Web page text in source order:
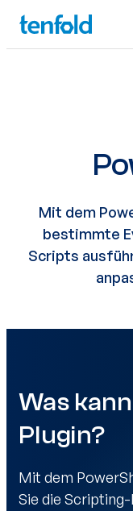
Mit dem
bestimmte
Scripts
Was
Plugin?
Mit dem
Sie die